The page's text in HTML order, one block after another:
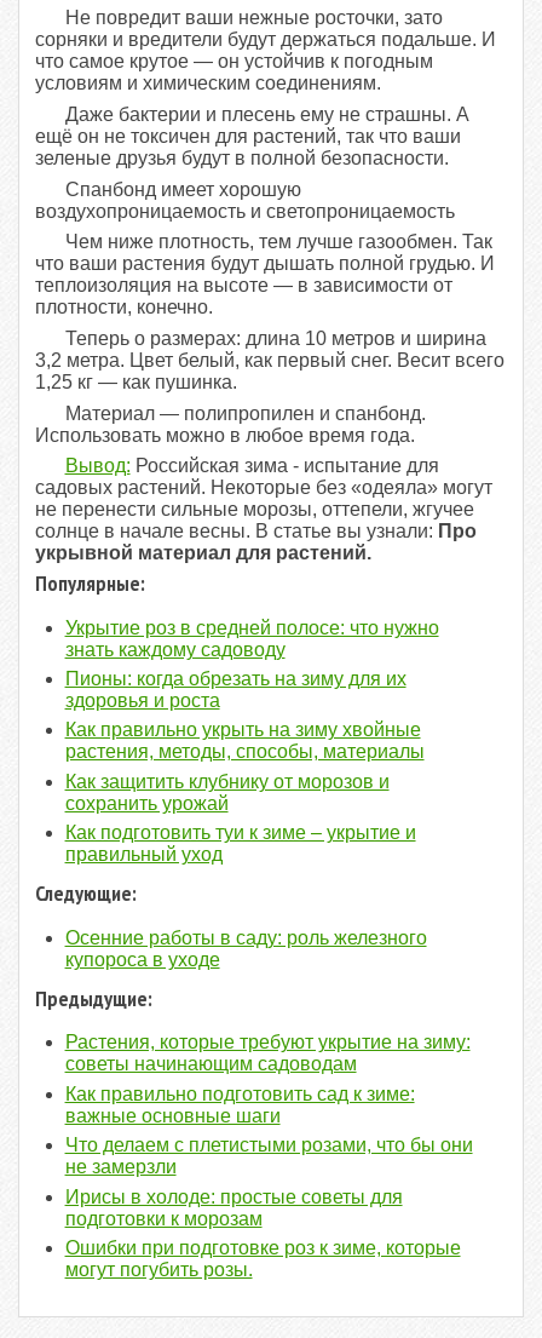
Не повредит ваши нежные росточки, зато
сорняки и вредители будут держаться подальше. И
что самое крутое — он устойчив к погодным
условиям и химическим соединениям.
Даже бактерии и плесень ему не страшны. А
ещё он не токсичен для растений, так что ваши
зеленые друзья будут в полной безопасности.
Спанбонд имеет хорошую
воздухопроницаемость и светопроницаемость
Чем ниже плотность, тем лучше газообмен. Так
что ваши растения будут дышать полной грудью. И
теплоизоляция на высоте — в зависимости от
плотности, конечно.
Теперь о размерах: длина 10 метров и ширина
3,2 метра. Цвет белый, как первый снег. Весит всего
1,25 кг — как пушинка.
Материал — полипропилен и спанбонд.
Использовать можно в любое время года.
Вывод: Российская зима - испытание для
садовых растений. Некоторые без «одеяла» могут
не перенести сильные морозы, оттепели, жгучее
солнце в начале весны. В статье вы узнали: Про
укрывной материал для растений.
Популярные:
Укрытие роз в средней полосе: что нужно
знать каждому садоводу
Пионы: когда обрезать на зиму для их
здоровья и роста
Как правильно укрыть на зиму хвойные
растения, методы, способы, материалы
Как защитить клубнику от морозов и
сохранить урожай
Как подготовить туи к зиме – укрытие и
правильный уход
Следующие:
Осенние работы в саду: роль железного
купороса в уходе
Предыдущие:
Растения, которые требуют укрытие на зиму:
советы начинающим садоводам
Как правильно подготовить сад к зиме:
важные основные шаги
Что делаем с плетистыми розами, что бы они
не замерзли
Ирисы в холоде: простые советы для
подготовки к морозам
Ошибки при подготовке роз к зиме, которые
могут погубить розы.